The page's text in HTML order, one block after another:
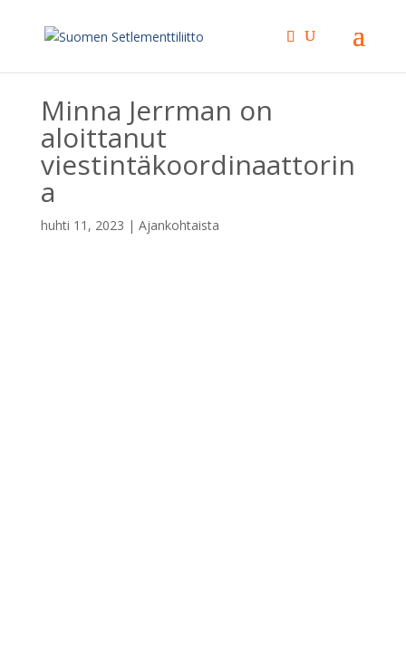
Minna Jerrman on
aloittanut
viestintäkoordinaattorin
a
huhti 11, 2023 | Ajankohtaista